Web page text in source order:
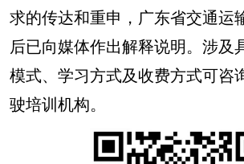
求的传达和重申，广东省交通运
后已向媒体作出解释说明。涉及
模式、学习方式及收费方式可咨
驶培训机构。